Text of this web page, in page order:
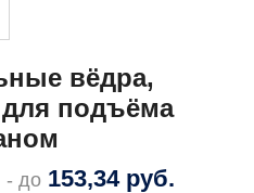
вёдра,
подъёма
- до 153,34 руб.